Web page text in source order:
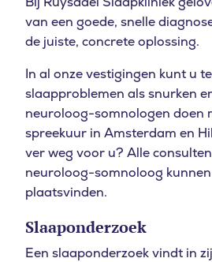
van een goede, snelle
de juiste, concrete oplossing.
In al onze vestigingen kunt u
slaapproblemen als snurken
neuroloog-somnologen doen
spreekuur in Amsterdam en
ver weg voor u? Alle
neuroloog-somnoloog
plaatsvinden.
Slaaponderzoek
Een slaaponderzoek vindt in